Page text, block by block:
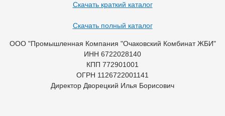
Скачать краткий каталог
Скачать полный каталог
ООО "Промышленная Компания "Очаковский Комбинат ЖБИ"
ИНН 6722028140
КПП 772901001
ОГРН 1126722001141
Директор Дворецкий Илья Борисович